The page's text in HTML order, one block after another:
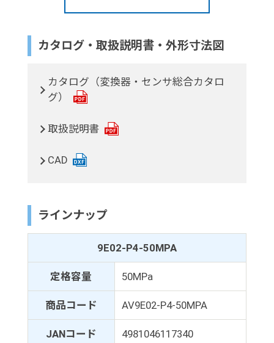
カタログ・取扱説明書・外形寸法図
カタログ（変換器・センサ総合カタロ
グ）
取扱説明書
CAD
ラインナップ
9E02-P4-50MPA
定格容量 50MPa
商品コード AV9E02-P4-50MPA
JANコード 4981046117340